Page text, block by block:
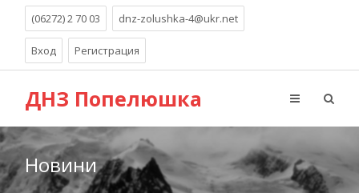
(06272) 2 70 03 dnz-zolushka-4@ukr.net
Вход Регистрация
ДНЗ Попелюшка
Новини